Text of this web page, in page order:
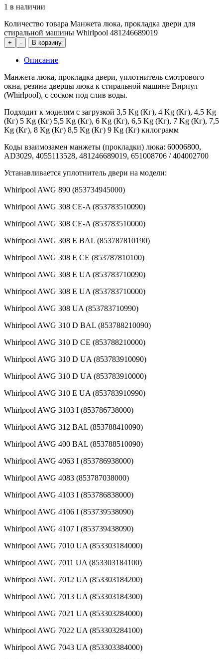
1 в наличии
Количество товара Манжета люка, прокладка двери для
стиральной машины Whirlpool 481246689019
+ - В корзину
Описание
Манжета люка, прокладка двери, уплотнитель смотрового
окна, резина дверцы люка к стиральной машине Вирпул
(Whirlpool), с соском под слив воды.
Подходит к моделям с загрузкой 3,5 Kg (Кг), 4 Kg (Кг), 4,5 Kg
(Кг) 5 Kg (Кг) 5,5 Kg (Кг), 6 Kg (Кг), 6,5 Kg (Кг), 7 Kg (Кг), 7,5
Kg (Кг), 8 Kg (Кг) 8,5 Kg (Кг) 9 Kg (Кг) килограмм
Коды взаимозамен манжеты (прокладки) люка: 60006800,
AD3029, 4055113528, 481246689019, 651008706 / 404002700
Устанавливается уплотнитель двери на модели:
Whirlpool AWG 890 (853734945000)
Whirlpool AWG 308 CE-A (853783510090)
Whirlpool AWG 308 CE-A (853783510000)
Whirlpool AWG 308 E BAL (853787810190)
Whirlpool AWG 308 E CE (853787810100)
Whirlpool AWG 308 E UA (853783710090)
Whirlpool AWG 308 E UA (853783710000)
Whirlpool AWG 308 UA (853783710990)
Whirlpool AWG 310 D BAL (853788210090)
Whirlpool AWG 310 D CE (853788210000)
Whirlpool AWG 310 D UA (853783910090)
Whirlpool AWG 310 D UA (853783910000)
Whirlpool AWG 310 E UA (853783910990)
Whirlpool AWG 3103 I (853786738000)
Whirlpool AWG 312 BAL (853788410090)
Whirlpool AWG 400 BAL (853788510090)
Whirlpool AWG 4063 I (853786938000)
Whirlpool AWG 4083 (853787038000)
Whirlpool AWG 4103 I (853786838000)
Whirlpool AWG 4106 I (853739538090)
Whirlpool AWG 4107 I (853739438090)
Whirlpool AWG 7010 UA (853303184000)
Whirlpool AWG 7011 UA (853303184100)
Whirlpool AWG 7012 UA (853303184200)
Whirlpool AWG 7013 UA (853303184300)
Whirlpool AWG 7021 UA (853303284000)
Whirlpool AWG 7022 UA (853303284100)
Whirlpool AWG 7043 UA (853303384000)